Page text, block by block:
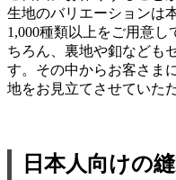
生地のバリエーションは
1,000種類以上をご用意し
ちろん、裏地や釦なども
す。その中からお客さま
地をお見立てさせていた
日本人向けの